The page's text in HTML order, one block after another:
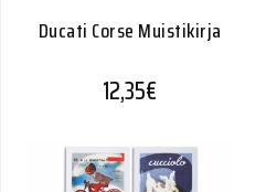
Ducati Corse Muistikirja
12,35€